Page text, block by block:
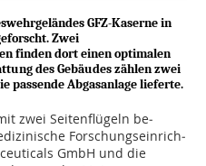
GFZ-Kaserne in
Zwei
finden dort einen optimalen
des Gebäudes zählen zwei
passende Abgasanlage lieferte.
zwei Seitenflügeln be­
Forschungseinrich­
GmbH und die